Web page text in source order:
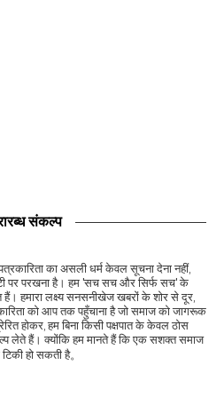
संकल्प
का असली धर्म केवल सूचना देना नहीं,
पर परखना है। हम 'सच सच और सिर्फ सच' के
हैं। हमारा लक्ष्य सनसनीखेज खबरों के शोर से दूर,
को आप तक पहुँचाना है जो समाज को जागरूक
होकर, हम बिना किसी पक्षपात के केवल ठोस
लेते हैं। क्योंकि हम मानते हैं कि एक सशक्त समाज
हो सकती है。